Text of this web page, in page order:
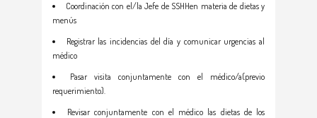
Coordinación con el/la Jefe de SSHHen materia de dietas y
menús
Registrar las incidencias del día y comunicar urgencias al
médico
Pasar visita conjuntamente con el médico/a(previo
requerimiento).
Revisar conjuntamente con el médico las dietas de los